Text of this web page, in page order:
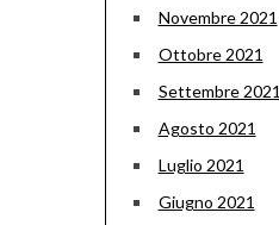
Novembre 2021
Ottobre 2021
Settembre 2021
Agosto 2021
Luglio 2021
Giugno 2021